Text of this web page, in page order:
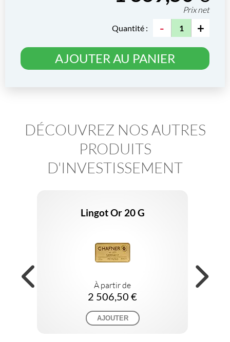
Prix net
Quantité : - +
AJOUTER AU PANIER
DÉCOUVREZ NOS AUTRES
PRODUITS
D'INVESTISSEMENT
Lingot Or 20 G
À partir de
2 506,50 €
AJOUTER